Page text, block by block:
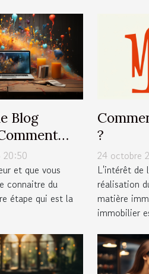
Blog
pour une
?
20:50
et que vous
connaitre du
étape qui est la
?
24 octobre
L'intérêt de
réalisation
matière
immobilier